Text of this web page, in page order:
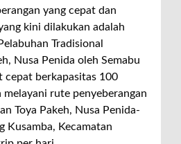
yang cepat dan
kini dilakukan adalah
Tradisional
Nusa Penida oleh Semabu
cepat berkapasitas 100
melayani rute penyeberangan
Toya Pakeh, Nusa Penida-
Kusamba, Kecamatan